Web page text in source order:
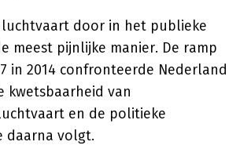
door in het publieke
meest pijnlijke manier. De ramp
in 2014 confronteerde Nederland
kwetsbaarheid van
en de politieke
daarna volgt.